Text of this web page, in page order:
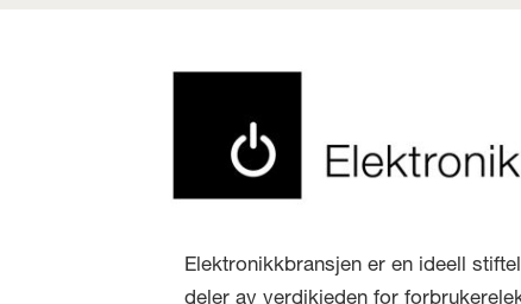
Elektronikkbransjen er en ideell
deler av verdikjeden for